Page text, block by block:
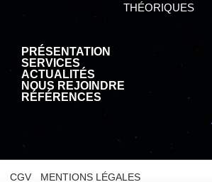
THÉORIQUES
PRÉSENTATION
SERVICES
ACTUALITÉS
NOUS REJOINDRE
RÉFÉRENCES
CGV MENTIONS LÉGALES